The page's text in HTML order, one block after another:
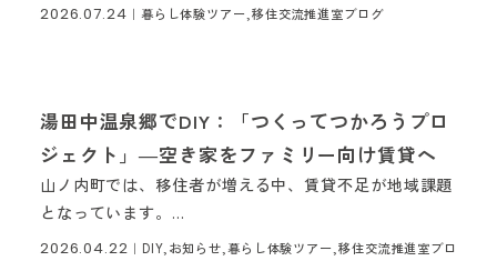
2026.07.24 ｜ 暮らし体験ツアー,移住交流推進室ブログ
湯田中温泉郷でDIY：「つくってつかろうプロ
ジェクト」―空き家をファミリー向け賃貸へ
山ノ内町では、移住者が増える中、賃貸不足が地域課題
となっています。...
2026.04.22 ｜ DIY,お知らせ,暮らし体験ツアー,移住交流推進室ブロ